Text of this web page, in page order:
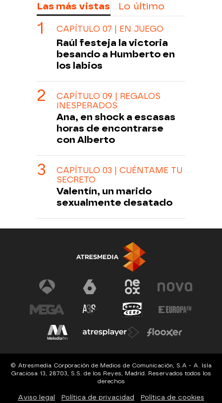
Las más vistas Lo último
CAPÍTULO 07 | EN JUEGO
Raúl festeja la victoria
besando a Humberto en
los labios
CAPÍTULO 09 | REGALOS
INESPERADOS
Ana, en shock a escasas
horas de encontrarse
con Alberto
CAPÍTULO 03 | CUÉNTAME TU
SECRETO
Valentín, un marido
sexualmente desatado
© Atresmedia Corporación de Medios de Comunicación, S.A - A. Isla
Graciosa 13, 28703, S.S. de los Reyes, Madrid. Reservados todos los
derechos
Aviso legal Política de privacidad Política de cookies